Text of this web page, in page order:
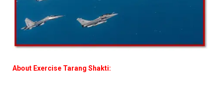
About Exercise Tarang Shakti: